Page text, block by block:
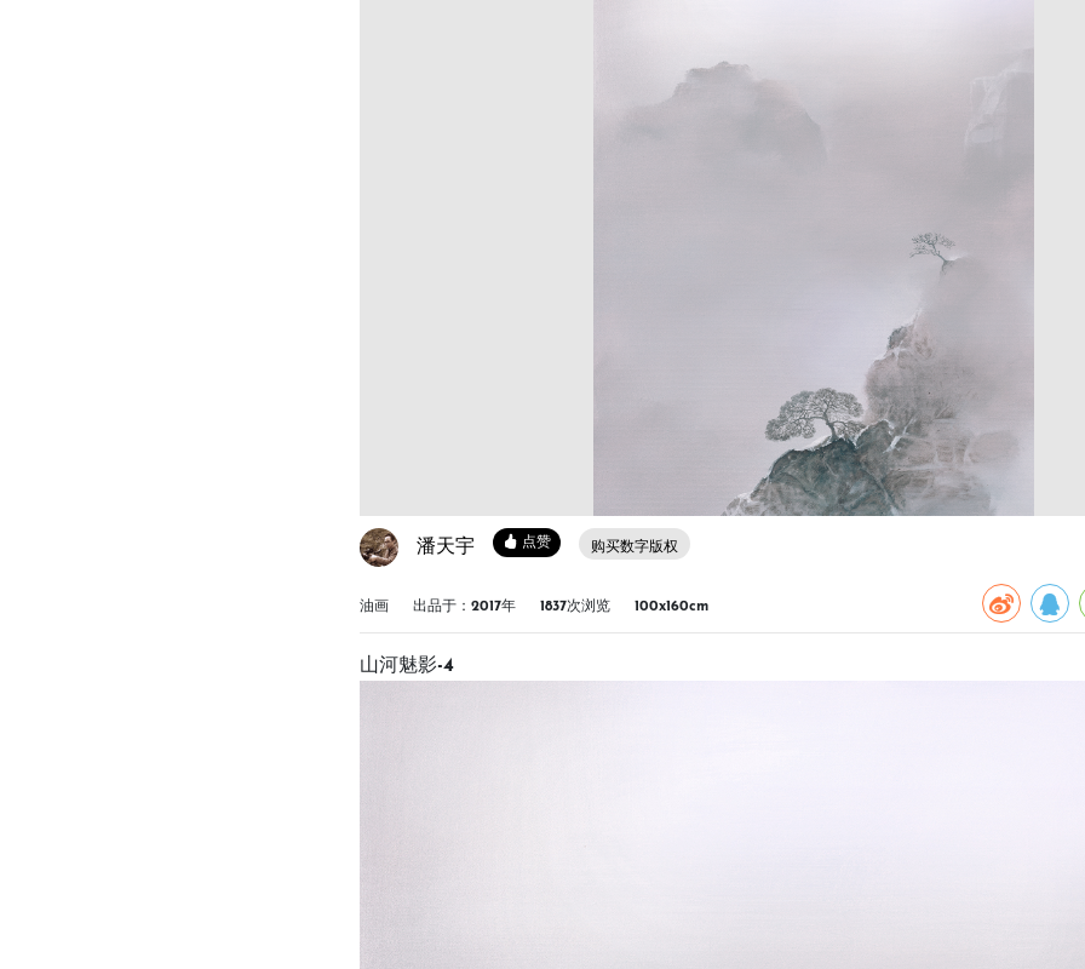
潘天宇 点赞 购买数字版权
油画 出品于：2017年 1837次浏览 100x160cm
山河魅影-4